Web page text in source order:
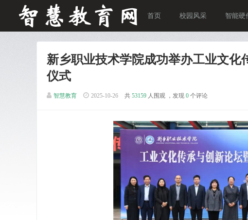
首页 校园风采 智能硬
新乡职业技术学院成功举办工业文
仪式
智慧教育 2025-10-26 共 53159 人围观 ，发现 0 个评论